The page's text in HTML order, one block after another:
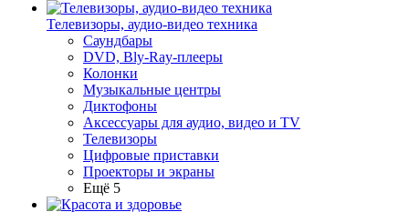
Телевизоры, аудио-видео техника
Саундбары
DVD, Bly-Ray-плееры
Колонки
Музыкальные центры
Диктофоны
Аксессуары для аудио, видео и TV
Телевизоры
Цифровые приставки
Проекторы и экраны
Ещё 5